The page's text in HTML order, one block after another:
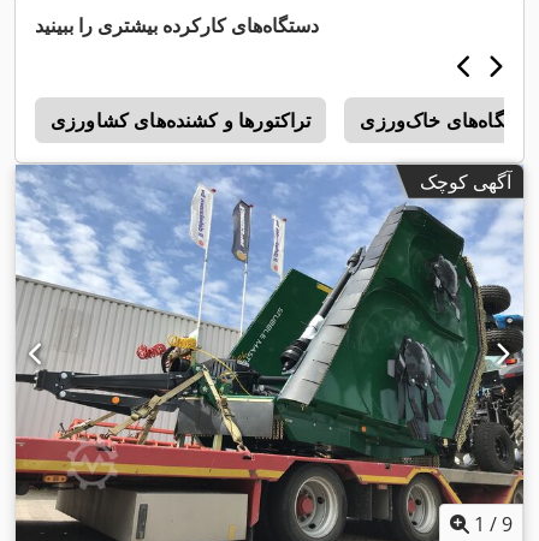
دستگاه‌های کارکرده بیشتری را ببینید
تراکتورها و کشنده‌های کشاورزی دستگاه‌های خاک‌ورزی
آگهی کوچک
1 /9